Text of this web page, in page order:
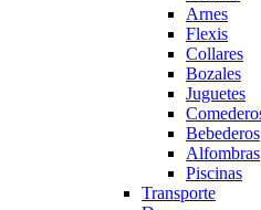
Arnes
Flexis
Collares
Bozales
Juguetes
Bebederos
Alfombras
Piscinas
Transporte